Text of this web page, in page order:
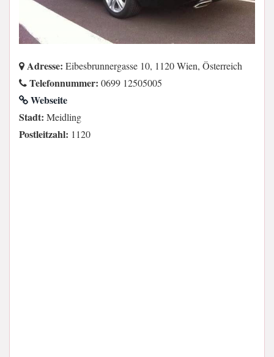
Adresse: Eibesbrunnergasse 10, 1120 Wien, Österreich
Telefonnummer: 0699 12505005
Webseite
Stadt: Meidling
Postleitzahl: 1120